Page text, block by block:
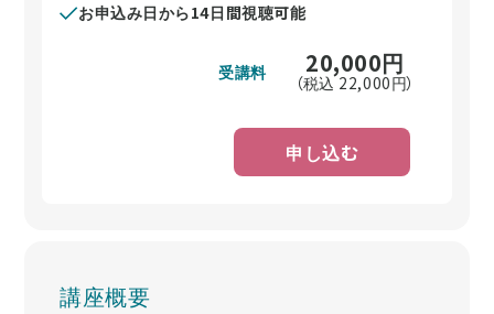
お申込み日から14日間視聴可能
受講料 20,000円
（税込22,000円）
申し込む
講座概要